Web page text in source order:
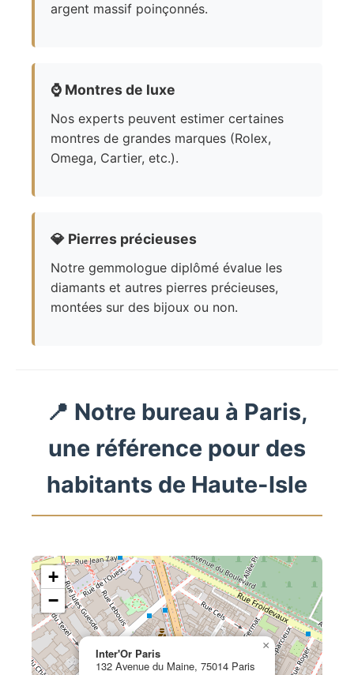
argent massif poinçonnés.
⌚ Montres de luxe
Nos experts peuvent estimer certaines
montres de grandes marques (Rolex,
Omega, Cartier, etc.).
💎 Pierres précieuses
Notre gemmologue diplômé évalue les
diamants et autres pierres précieuses,
montées sur des bijoux ou non.
📍 Notre bureau à Paris,
une référence pour des
habitants de Haute-Isle
Inter'Or Paris
132 Avenue du Maine, 75014 Paris
×
+
−